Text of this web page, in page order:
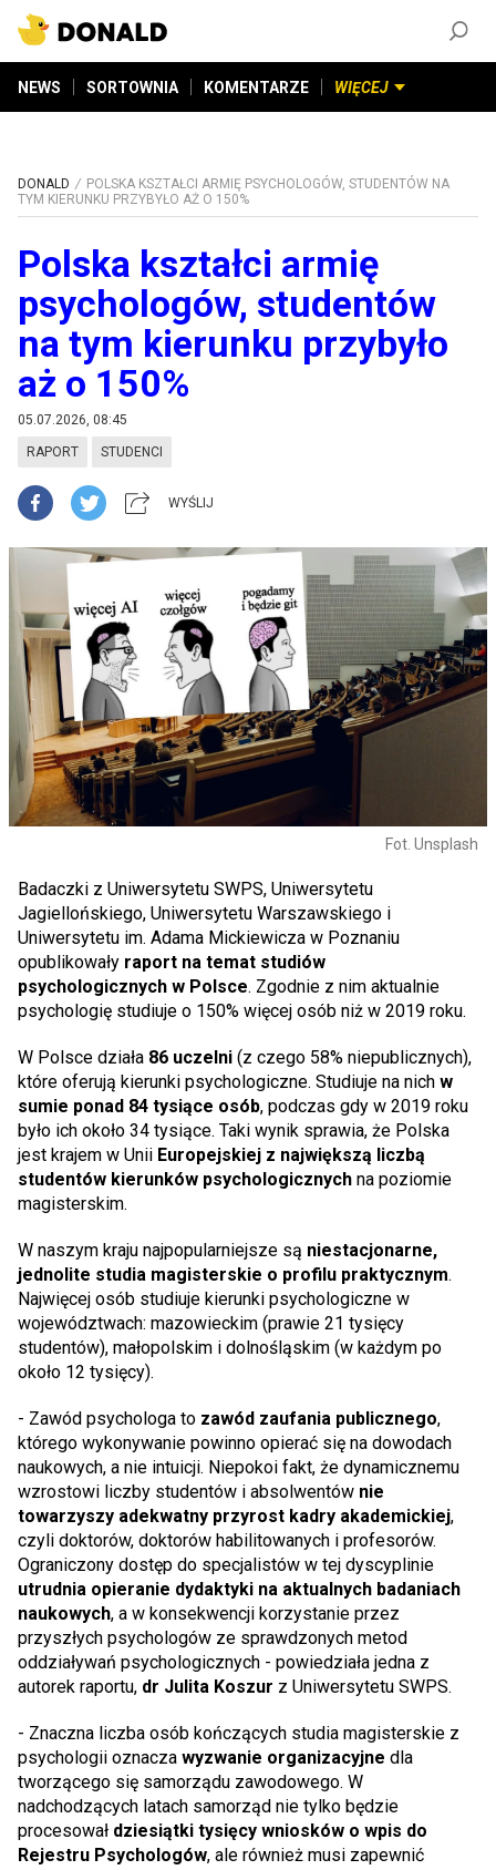
NEWS SORTOWNIA KOMENTARZE WIĘCEJ
DONALD
POLSKA KSZTAŁCI ARMIĘ PSYCHOLOGÓW, STUDENTÓW NA
TYM KIERUNKU PRZYBYŁO AŻ O 150%
Polska kształci armię
psychologów, studentów
na tym kierunku przybyło
aż o 150%
05.07.2026, 08:45
RAPORT STUDENCI
WYŚLIJ
Fot. Unsplash
Badaczki z Uniwersytetu SWPS, Uniwersytetu
Jagiellońskiego, Uniwersytetu Warszawskiego i
Uniwersytetu im. Adama Mickiewicza w Poznaniu
opublikowały raport na temat studiów
psychologicznych w Polsce. Zgodnie z nim aktualnie
psychologię studiuje o 150% więcej osób niż w 2019 roku.
W Polsce działa 86 uczelni (z czego 58% niepublicznych),
które oferują kierunki psychologiczne. Studiuje na nich w
sumie ponad 84 tysiące osób, podczas gdy w 2019 roku
było ich około 34 tysiące. Taki wynik sprawia, że Polska
jest krajem w Unii Europejskiej z największą liczbą
studentów kierunków psychologicznych na poziomie
magisterskim.
W naszym kraju najpopularniejsze są niestacjonarne,
jednolite studia magisterskie o profilu praktycznym.
Najwięcej osób studiuje kierunki psychologiczne w
województwach: mazowieckim (prawie 21 tysięcy
studentów), małopolskim i dolnośląskim (w każdym po
około 12 tysięcy).
- Zawód psychologa to zawód zaufania publicznego,
którego wykonywanie powinno opierać się na dowodach
naukowych, a nie intuicji. Niepokoi fakt, że dynamicznemu
wzrostowi liczby studentów i absolwentów nie
towarzyszy adekwatny przyrost kadry akademickiej,
czyli doktorów, doktorów habilitowanych i profesorów.
Ograniczony dostęp do specjalistów w tej dyscyplinie
utrudnia opieranie dydaktyki na aktualnych badaniach
naukowych, a w konsekwencji korzystanie przez
przyszłych psychologów ze sprawdzonych metod
oddziaływań psychologicznych - powiedziała jedna z
autorek raportu, dr Julita Koszur z Uniwersytetu SWPS.
- Znaczna liczba osób kończących studia magisterskie z
psychologii oznacza wyzwanie organizacyjne dla
tworzącego się samorządu zawodowego. W
nadchodzących latach samorząd nie tylko będzie
procesował dziesiątki tysięcy wniosków o wpis do
Rejestru Psychologów, ale również musi zapewnić